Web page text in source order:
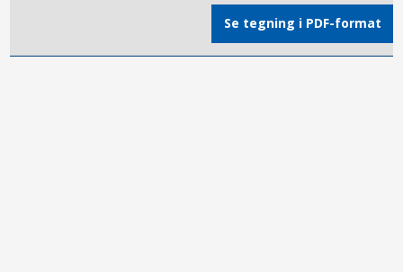
​Se tegning​ i PDF-format​​